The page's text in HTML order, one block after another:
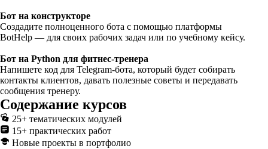
Бот на конструкторе
Создадите полноценного бота с помощью платформы
BotHelp — для своих рабочих задач или по учебному кейсу.
Бот на Python для фитнес-тренера
Напишете код для Telegram-бота, который будет собирать
контакты клиентов, давать полезные советы и передавать
сообщения тренеру.
Содержание курсов
25+ тематических модулей
15+ практических работ
Новые проекты в портфолио